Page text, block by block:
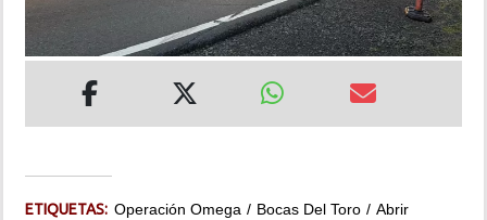
IMPRESO
ETIQUETAS: Operación Omega Bocas Del Toro
Abrir